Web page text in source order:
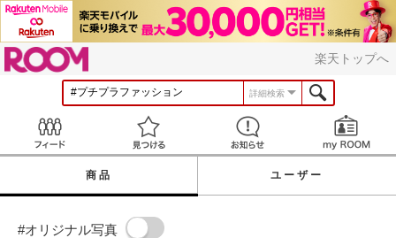
楽天トップへ
詳細検索
見つける お知らせ
商品 ユーザー
#オリジナル写真